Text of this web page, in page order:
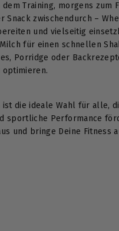
dem Training, morgens zum
Snack zwischendurch –
und vielseitig
für einen schnellen
Porridge oder
optimieren.
ist die ideale Wahl für alle,
sportliche Performance
und bringe Deine Fitness